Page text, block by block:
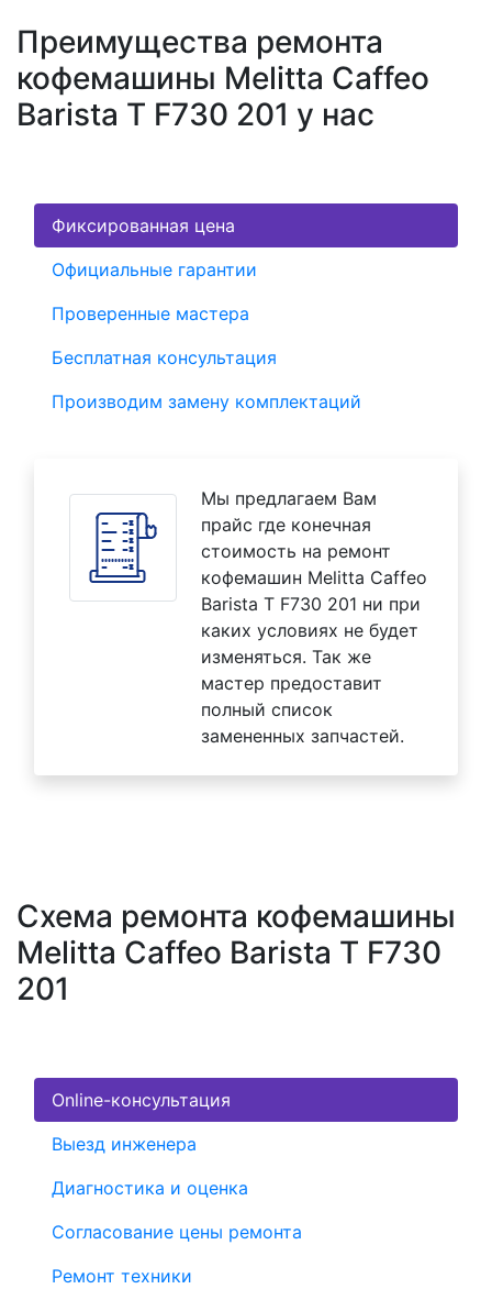
Преимущества ремонта
кофемашины Melitta Caffeo
Barista T F730 201 у нас
Фиксированная цена
Официальные гарантии
Проверенные мастера
Бесплатная консультация
Производим замену комплектаций
Мы предлагаем Вам
прайс где конечная
стоимость на ремонт
кофемашин Melitta Caffeo
Barista T F730 201 ни при
каких условиях не будет
изменяться. Так же
мастер предоставит
полный список
замененных запчастей.
Схема ремонта кофемашины
Melitta Caffeo Barista T F730
201
Online-консультация
Выезд инженера
Диагностика и оценка
Согласование цены ремонта
Ремонт техники